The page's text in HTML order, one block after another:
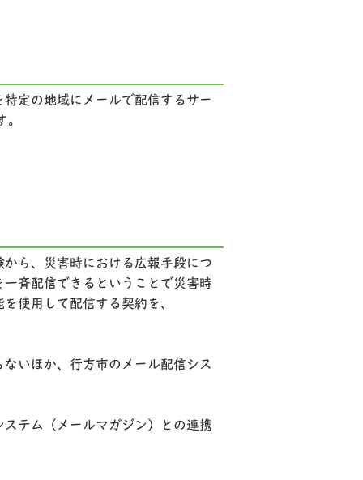
定の地域にメールで配信するサー
ら、災害時における広報手段につ
斉配信できるということで災害時
使用して配信する契約を、
いほか、行方市のメール配信シス
テム（メールマガジン）との連携